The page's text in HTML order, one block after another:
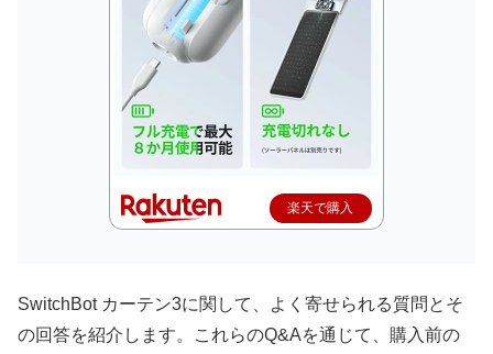
楽天で購入
SwitchBot カーテン3に関して、よく寄せられる質問とそ
の回答を紹介します。これらのQ&Aを通じて、購入前の